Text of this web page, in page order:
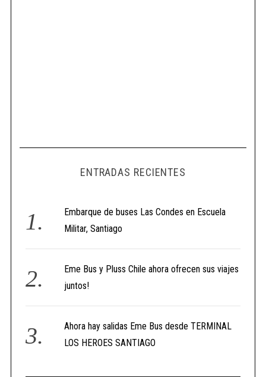
ENTRADAS RECIENTES
Embarque de buses Las Condes en Escuela
Militar, Santiago
Eme Bus y Pluss Chile ahora ofrecen sus viajes
juntos!
Ahora hay salidas Eme Bus desde TERMINAL
LOS HEROES SANTIAGO